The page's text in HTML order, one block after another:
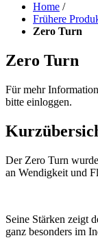
Home /
Frühere
Zero Turn
Zero Turn
Für mehr
bitte einloggen.
Der Zero Turn
an Wendigkeit und
Seine Stärken zeigt
ganz besonders im